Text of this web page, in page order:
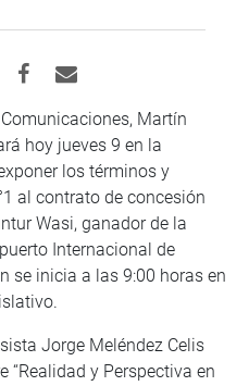
Martín
hoy jueves 9 en la
los términos y
al contrato de concesión
Wasi, ganador de la
Internacional de
se inicia a las 9:00 horas en
Jorge Meléndez Celis
“Realidad y Perspectiva en